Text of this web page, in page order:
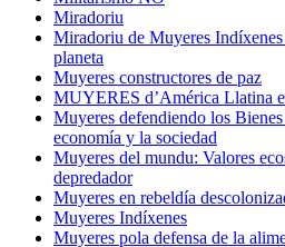
Miradoriu
Miradoriu de Muyeres
planeta
Muyeres constructores de paz
MUYERES d’América Llatina
Muyeres defendiendo los
economía y la sociedad
Muyeres del mundu: Valores
depredador
Muyeres en rebeldía
Muyeres Indíxenes
Muyeres pola defensa de la